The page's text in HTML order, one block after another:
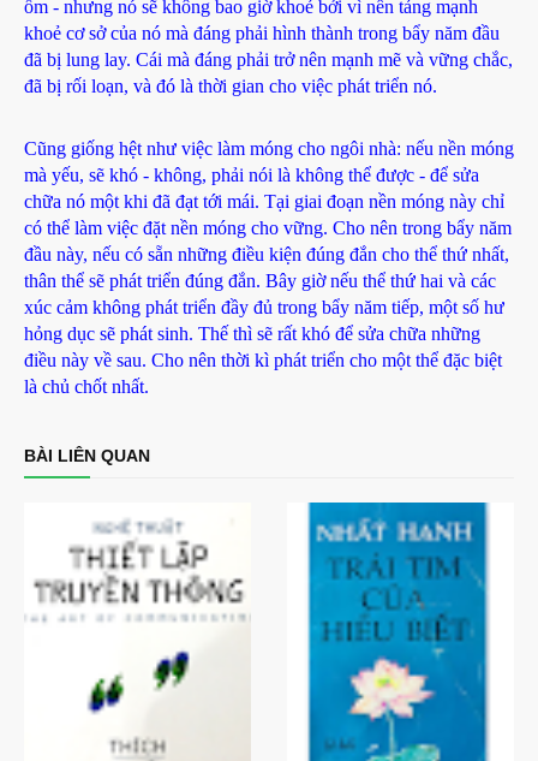
ốm - nhưng nó sẽ không bao giờ khoẻ bởi vì nền tảng mạnh
khoẻ cơ sở của nó mà đáng phải hình thành trong bẩy năm đầu
đã bị lung lay. Cái mà đáng phải trở nên mạnh mẽ và vững chắc,
đã bị rối loạn, và đó là thời gian cho việc phát triển nó.
Cũng giống hệt như việc làm móng cho ngôi nhà: nếu nền móng
mà yếu, sẽ khó - không, phải nói là không thể được - để sửa
chữa nó một khi đã đạt tới mái. Tại giai đoạn nền móng này chỉ
có thể làm việc đặt nền móng cho vững. Cho nên trong bẩy năm
đầu này, nếu có sẵn những điều kiện đúng đắn cho thể thứ nhất,
thân thể sẽ phát triển đúng đắn. Bây giờ nếu thể thứ hai và các
xúc cảm không phát triển đầy đủ trong bẩy năm tiếp, một số hư
hỏng dục sẽ phát sinh. Thế thì sẽ rất khó để sửa chữa những
điều này về sau. Cho nên thời kì phát triển cho một thể đặc biệt
là chủ chốt nhất.
BÀI LIÊN QUAN